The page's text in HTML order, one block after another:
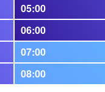
05:00
06:00
07:00
08:00